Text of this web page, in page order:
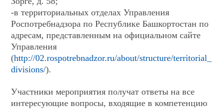
-в территориальных отделах Управления
Роспотребнадзора по Республике Башкортостан по
адресам, представленным на официальном сайте
Управления
(http://02.rospotrebnadzor.ru/about/structure/territorial_
divisions/).
Участники мероприятия получат ответы на все
интересующие вопросы, входящие в компетенцию